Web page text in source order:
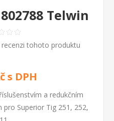
Telwin
tohoto produktu
s DPH
a redukčním
Superior Tig 251, 252,